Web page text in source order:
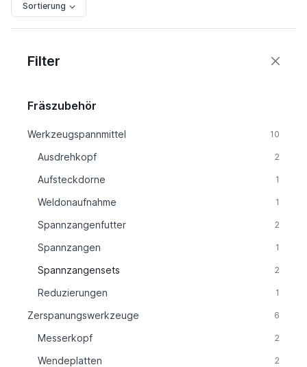
Sortierung
Filter
Fräszubehör
Werkzeugspannmittel 10
Ausdrehkopf 2
Aufsteckdorne 1
Weldonaufnahme 1
Spannzangenfutter 2
Spannzangen 1
Spannzangensets 2
Reduzierungen 1
Zerspanungswerkzeuge 6
Messerkopf 2
Wendeplatten 2